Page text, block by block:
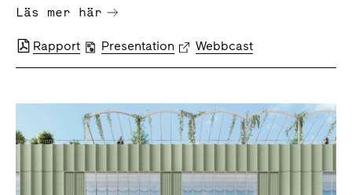
Läs mer här
Rapport Presentation Webbcast